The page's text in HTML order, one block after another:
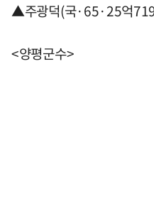
▲주광덕(국·65·25억
<양평군수>